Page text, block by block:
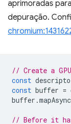
aprimoradas
depuração.
// Create a
const
const buffer =
buffer .mapAsync
// Before it has